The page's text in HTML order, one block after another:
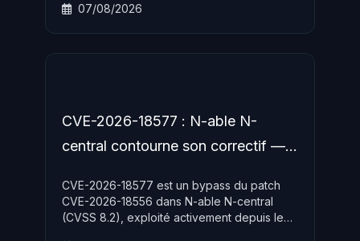
revendications le 5 août 2026 dans les
07/08/2026
CVE-2026-18577 : N-able N-
central contourne son correctif —
CVE-2026-18577 est un bypass du patch
CVE-2026-18556 dans N-able N-central
(CVSS 8.2), exploité activement depuis le